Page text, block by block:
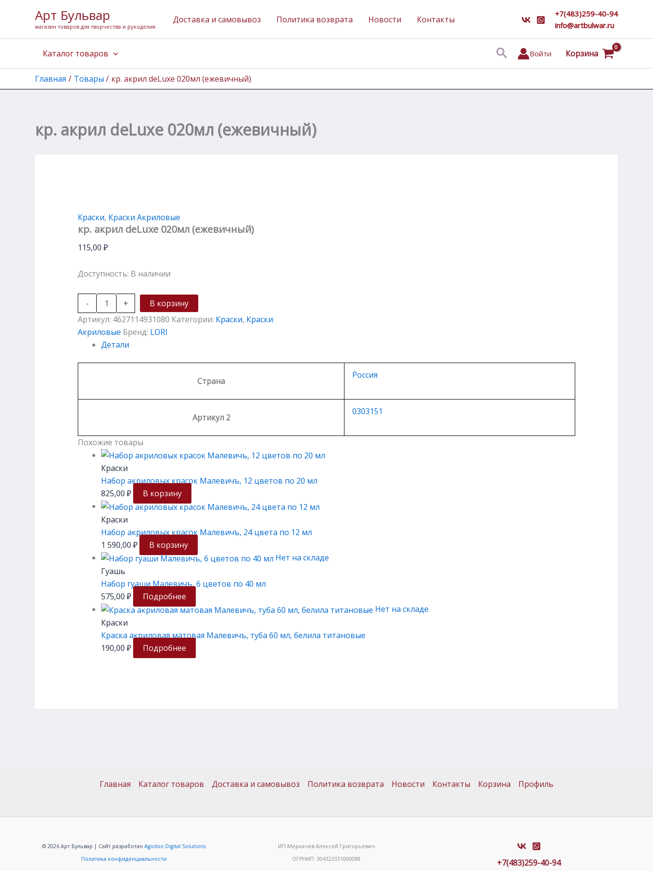
содержимому
Арт Бульвар
магазин товаров для творчества и рукоделия
Доставка и самовывоз Политика возврата Новости Контакты
+7(483)259-40-94
info@artbulwar.ru
Каталог товаров ПоискВойти Корзина
Главная Товары кр. акрил deLuxe 020мл (ежевичный)
кр. акрил deLuxe 020мл (ежевичный)
Краски, Краски Акриловые
кр. акрил deLuxe 020мл (ежевичный)
115,00 ₽
Доступность: В наличии
-
товара
кр.
020мл
+
В корзину
Артикул: 4627114931080 Категории: Краски, Краски
Акриловые Бренд: LORI
Детали
Страна
Россия
Артикул 2
0303151
Похожие товары
Краски
Набор акриловых красок Малевичъ, 12 цветов по 20 мл
825,00 ₽ В корзину
Краски
Набор акриловых красок Малевичъ, 24 цвета по 12 мл
1 590,00 ₽
В корзину
Нет на складе
Гуашь
Набор гуаши Малевичъ, 6 цветов по 40 мл
575,00 ₽
Подробнее
Нет на складе
Краски
Краска акриловая матовая Малевичъ, туба 60 мл, белила титановые
190,00 ₽ Подробнее
Главная Каталог товаров Доставка и самовывоз Политика возврата Новости Контакты Корзина Профиль
© 2026 Арт Бульвар | Сайт разработанAgodoo Digital Solutions
Политика конфиденциальности
ИП Меркачёв Алексей Григорьевич
ОГРНИП: 304323331000088
+7(483)259-40-94